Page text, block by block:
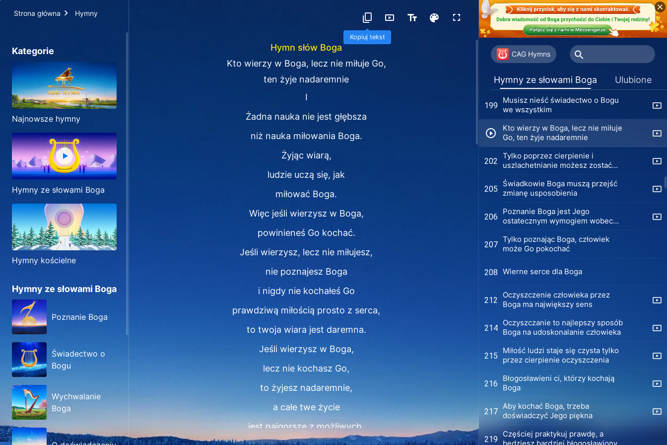
Strona główna Hymny
Kopiuj tekst
Kategorie
Najnowsze hymny
Hymny ze słowami Boga
Hymny kościelne
Hymny ze słowami Boga
Poznanie Boga
Świadectwo o
Bogu
Wychwalanie
Boga
Hymn słów Boga
Kto wierzy w Boga, lecz nie miłuje Go,
ten żyje nadaremnie
I
Żadna nauka nie jest głębsza
niż nauka miłowania Boga.
Żyjąc wiarą,
ludzie uczą się, jak
miłować Boga.
Więc jeśli wierzysz w Boga,
powinieneś Go kochać.
Jeśli wierzysz, lecz nie miłujesz,
nie poznajesz Boga
i nigdy nie kochałeś Go
prawdziwą miłością prosto z serca,
to twoja wiara jest daremna.
Jeśli wierzysz w Boga,
lecz nie kochasz Go,
to żyjesz nadaremnie,
a całe twe życie
jest najgorsze z możliwych.
CAG Hymns
Hymny ze słowami Boga Ulubione
193
Praktykowanie prawdy okupione
jest prawdziwą ceną
196 Praktykowanie porzucania ciała
198 cielesności możesz ujrzeć
cudowność Boga
199
Musisz nieść świadectwo o Bogu
we wszystkim
Kto wierzy w Boga, lecz nie miłuje
Go, ten żyje nadaremnie
202
Tylko poprzez cierpienie i
uszlachetnianie możesz zostać
205
Świadkowie Boga muszą przejść
zmianę usposobienia
206
Poznanie Boga jest Jego
ostatecznym wymogiem wobec
207
Tylko poznając Boga, człowiek
może Go pokochać
208 Wierne serce dla Boga
212
Oczyszczenie człowieka przez
Boga ma największy sens
214
Oczyszczanie to najlepszy sposób
Boga na udoskonalanie człowieka
215
Miłość ludzi staje się czysta tylko
przez cierpienie oczyszczenia
216
Błogosławieni ci, którzy kochają
Boga
217
Aby kochać Boga, trzeba
doświadczyć Jego piękna
219
Częściej praktykuj prawdę, a